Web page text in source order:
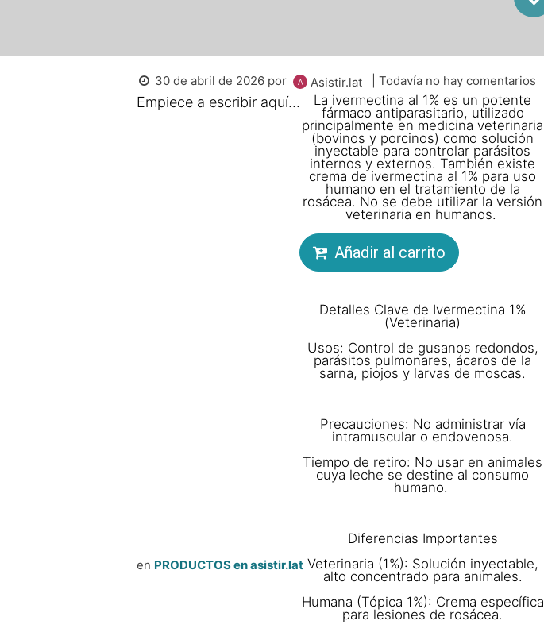
30 de abril de 2026 por Asistir.lat | Todavía no hay comentarios
Empiece a escribir aquí...
La ivermectina al 1% es un potente
fármaco antiparasitario, utilizado
principalmente en medicina veterinaria
(bovinos y porcinos) como solución
inyectable para controlar parásitos
internos y externos. También existe
crema de ivermectina al 1% para uso
humano en el tratamiento de la
rosácea. No se debe utilizar la versión
veterinaria en humanos.
Añadir al carrito
Detalles Clave de Ivermectina 1%
(Veterinaria)
Usos: Control de gusanos redondos,
parásitos pulmonares, ácaros de la
sarna, piojos y larvas de moscas.
Precauciones: No administrar vía
intramuscular o endovenosa.
Tiempo de retiro: No usar en animales
cuya leche se destine al consumo
humano.
Diferencias Importantes
Veterinaria (1%): Solución inyectable,
alto concentrado para animales.
Humana (Tópica 1%): Crema específica
para lesiones de rosácea.
en PRODUCTOS en asistir.lat